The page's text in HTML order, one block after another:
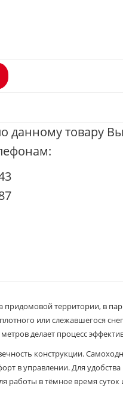
данному товару
территории, в
или слежавшегося
делает процесс
конструкции.
в управлении. Для
работы в тёмное время суток